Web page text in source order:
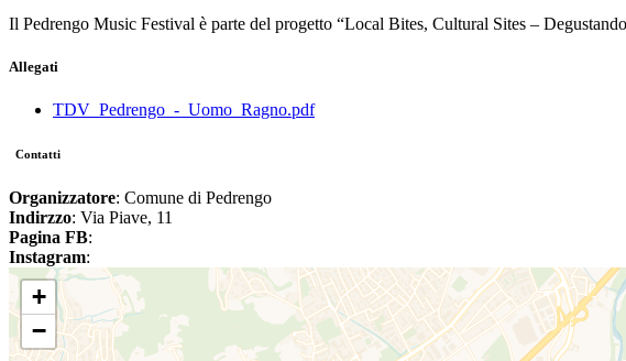
Il Pedrengo Music Festival è parte del progetto “Local Bites, Cultural Sites –
Allegati
TDV_Pedrengo_-_Uomo_Ragno.pdf
Contatti
Organizzatore: Comune di Pedrengo
Indirzzo: Via Piave, 11
Pagina FB:
Instagram:
+
−